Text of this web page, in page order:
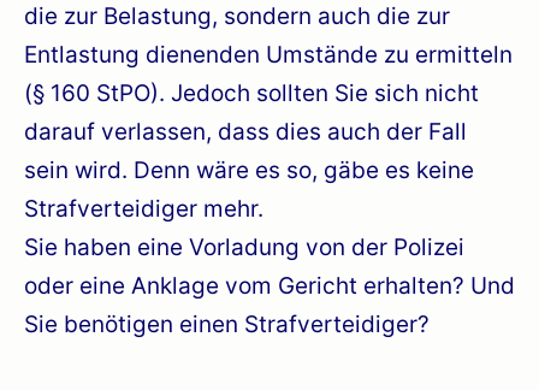
die zur Belastung, sondern auch die zur
Entlastung dienenden Umstände zu ermitteln
(§ 160 StPO). Jedoch sollten Sie sich nicht
darauf verlassen, dass dies auch der Fall
sein wird. Denn wäre es so, gäbe es keine
Strafverteidiger mehr.
Sie haben eine Vorladung von der Polizei
oder eine Anklage vom Gericht erhalten? Und
Sie benötigen einen Strafverteidiger?